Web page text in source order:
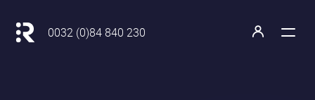
Retour
à 0032 (0)84 840 230
Ouvrir